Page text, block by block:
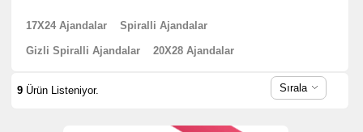
17X24 Ajandalar Spiralli Ajandalar
Gizli Spiralli Ajandalar 20X28 Ajandalar
9Ürün Listeniyor. Sırala